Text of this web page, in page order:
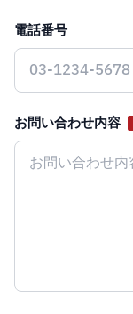
電話番号
お問い合わせ内容